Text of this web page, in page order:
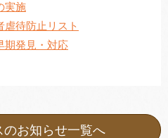
実施
虐待防止リスト
期発見・対応
お知らせ一覧へ